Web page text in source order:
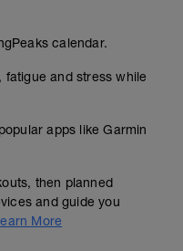
calendar.
and stress while
apps like Garmin
then planned
and guide you
More